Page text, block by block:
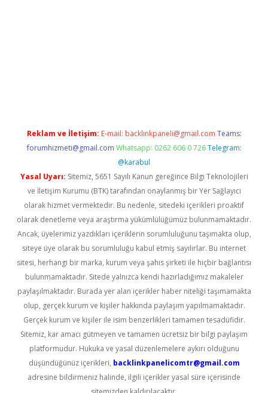
Reklam ve İletişim: E-mail: backlinkpaneli@gmail.com Teams:
forumhizmeti@gmail.com Whatsapp: 0262 606 0 726 Telegram:
@karabul
Yasal Uyarı: Sitemiz, 5651 Sayılı Kanun gereğince Bilgi Teknolojileri
ve İletişim Kurumu (BTK) tarafından onaylanmış bir Yer Sağlayıcı
olarak hizmet vermektedir. Bu nedenle, sitedeki içerikleri proaktif
olarak denetleme veya araştırma yükümlülüğümüz bulunmamaktadır.
Ancak, üyelerimiz yazdıkları içeriklerin sorumluluğunu taşımakta olup,
siteye üye olarak bu sorumluluğu kabul etmiş sayılırlar. Bu internet
sitesi, herhangi bir marka, kurum veya şahıs şirketi ile hiçbir bağlantısı
bulunmamaktadır. Sitede yalnızca kendi hazırladığımız makaleler
paylaşılmaktadır. Burada yer alan içerikler haber niteliği taşımamakta
olup, gerçek kurum ve kişiler hakkında paylaşım yapılmamaktadır.
Gerçek kurum ve kişiler ile isim benzerlikleri tamamen tesadüfidir.
Sitemiz, kar amacı gütmeyen ve tamamen ücretsiz bir bilgi paylaşım
platformudur. Hukuka ve yasal düzenlemelere aykırı olduğunu
düşündüğünüz içerikleri, backlinkpanelicomtr@gmail.com
adresine bildirmeniz halinde, ilgili içerikler yasal süre içerisinde